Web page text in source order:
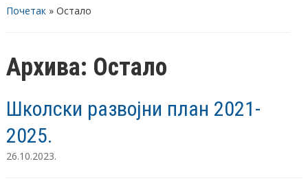
Почетак» Остало
Архива: Остало
Школски развојни план 2021-
2025.
26.10.2023.